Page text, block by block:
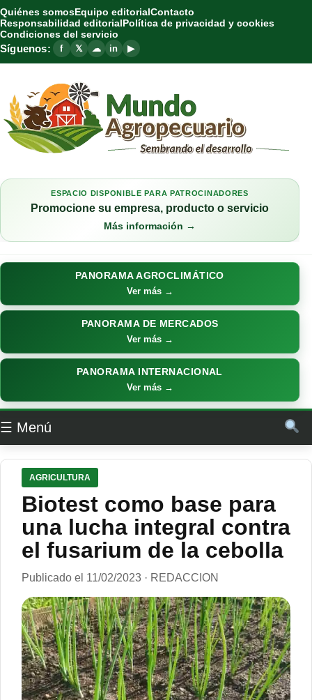
Quiénes somosEquipo editorialContacto
Responsabilidad editorialPolítica de privacidad y cookies
Condiciones del servicio
Síguenos: f 𝕏 ☁ in ▶
ESPACIO DISPONIBLE PARA PATROCINADORES
Promocione su empresa, producto o servicio
Más información →
PANORAMA AGROCLIMÁTICO
Ver más →
PANORAMA DE MERCADOS
Ver más →
PANORAMA INTERNACIONAL
Ver más →
☰ Menú
AGRICULTURA
Biotest como base para
una lucha integral contra
el fusarium de la cebolla
Publicado el 11/02/2023 · REDACCION